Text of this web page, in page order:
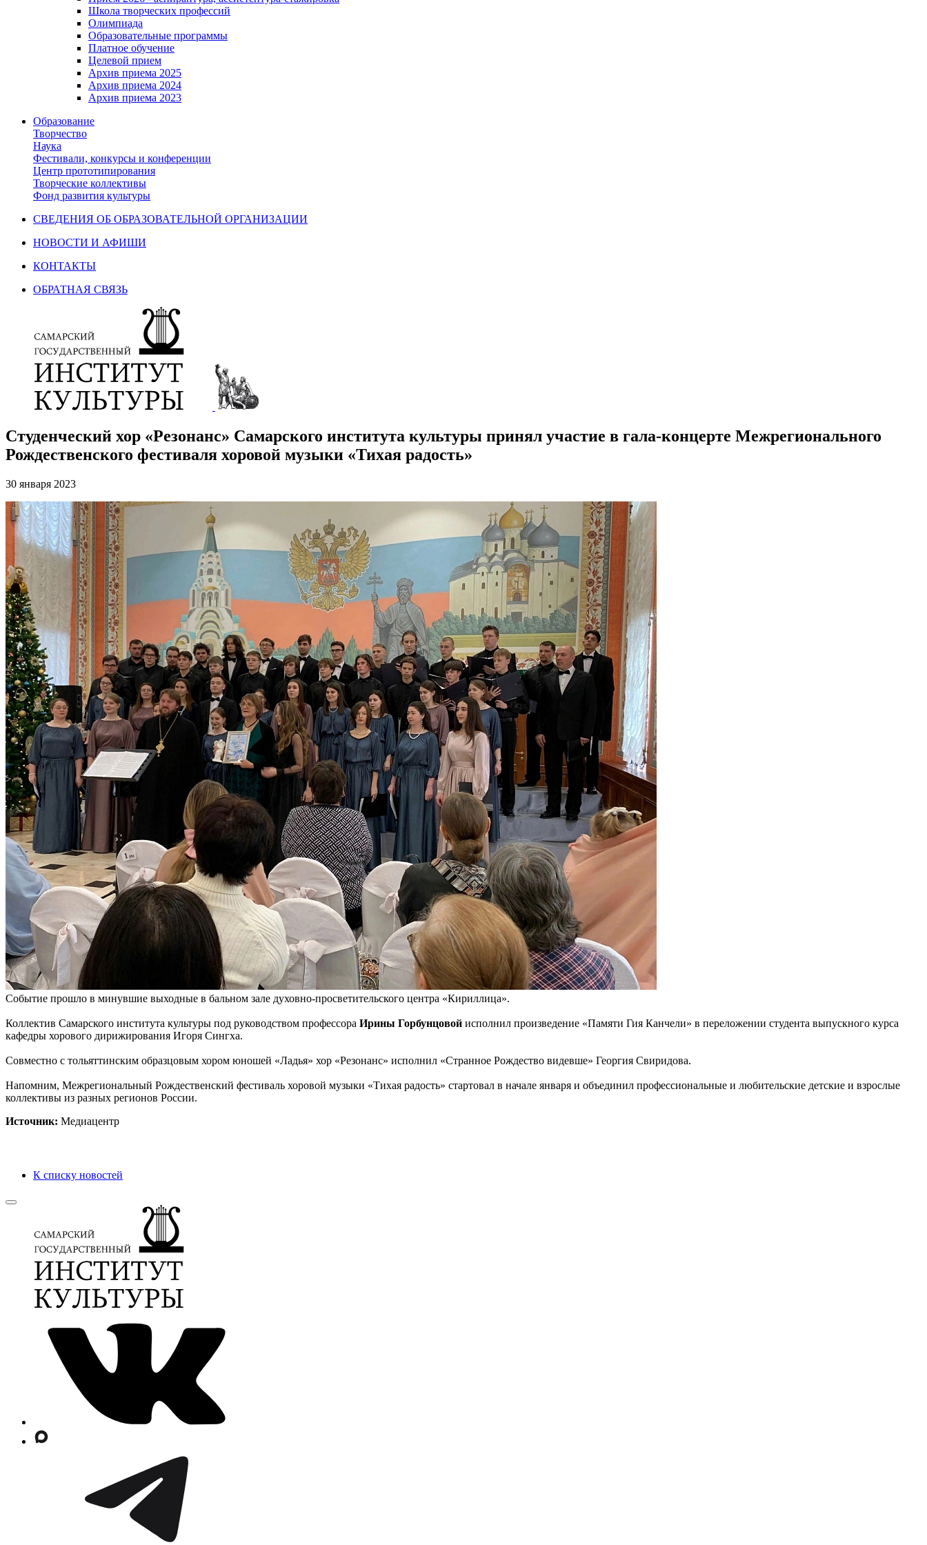
Школа творческих профессий
Олимпиада
Образовательные программы
Платное обучение
Целевой прием
Архив приема 2025
Архив приема 2024
Архив приема 2023
Образование
Творчество
Наука
Фестивали, конкурсы и конференции
Центр прототипирования
Творческие коллективы
Фонд развития культуры
СВЕДЕНИЯ ОБ ОБРАЗОВАТЕЛЬНОЙ ОРГАНИЗАЦИИ
НОВОСТИ И АФИШИ
КОНТАКТЫ
ОБРАТНАЯ СВЯЗЬ
Студенческий хор «Резонанс» Самарского института культуры принял участие в гала-концерте Межрегионального
Рождественского фестиваля хоровой музыки «Тихая радость»
30 января 2023
Событие прошло в минувшие выходные в бальном зале духовно-просветительского центра «Кириллица».
Коллектив Самарского института культуры под руководством профессора Ирины Горбунцовой исполнил произведение «Памяти Гия Канчели» в переложении студента выпускного курса
кафедры хорового дирижирования Игоря Сингха.
Совместно с тольяттинским образцовым хором юношей «Ладья» хор «Резонанс» исполнил «Странное Рождество видевше» Георгия Свиридова.
Напомним, Межрегиональный Рождественский фестиваль хоровой музыки «Тихая радость» стартовал в начале января и объединил профессиональные и любительские детские и взрослые
коллективы из разных регионов России.
Источник: Медиацентр
К списку новостей